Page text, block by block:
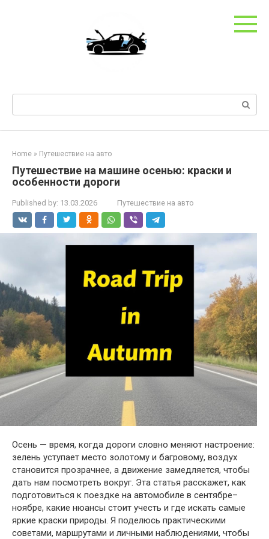
Search:
Home » Путешествие на авто
Путешествие на машине осенью: краски и
особенности дороги
Published by: 13.03.2026 Путешествие на авто
Осень — время, когда дороги словно меняют настроение:
зелень уступает место золотому и багровому, воздух
становится прозрачнее, а движение замедляется, чтобы
дать нам посмотреть вокруг. Эта статья расскажет, как
подготовиться к поездке на автомобиле в сентябре–
ноябре, какие нюансы стоит учесть и где искать самые
яркие краски природы. Я поделюсь практическими
советами, маршрутами и личными наблюдениями, чтобы